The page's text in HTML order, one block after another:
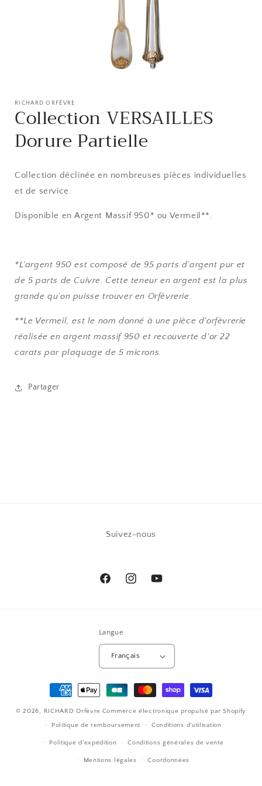
média
dans
une
fenêtre
modale
RICHARD ORFÈVRE
Collection VERSAILLES
Dorure Partielle
Collection déclinée en nombreuses pièces individuelles
et de service.
Disponible en Argent Massif 950* ou Vermeil**.
*L’argent 950 est composé de 95 parts d’argent pur et
de 5 parts de Cuivre. Cette teneur en argent est la plus
grande qu’on puisse trouver en Orfèvrerie.
**Le Vermeil, est le nom donné à une pièce d'orfèvrerie
réalisée en argent massif 950 et recouverte d'or 22
carats par plaquage de 5 microns.
Partager
Suivez-nous
FacebookInstagramYouTube
Langue
Français
Moyens
de
paiement
© 2026, RICHARD Orfèvre Commerce électronique propulsé par Shopify
Politique de remboursement
Conditions d’utilisation
Politique d’expédition Conditions générales de vente
Mentions légales Coordonnées